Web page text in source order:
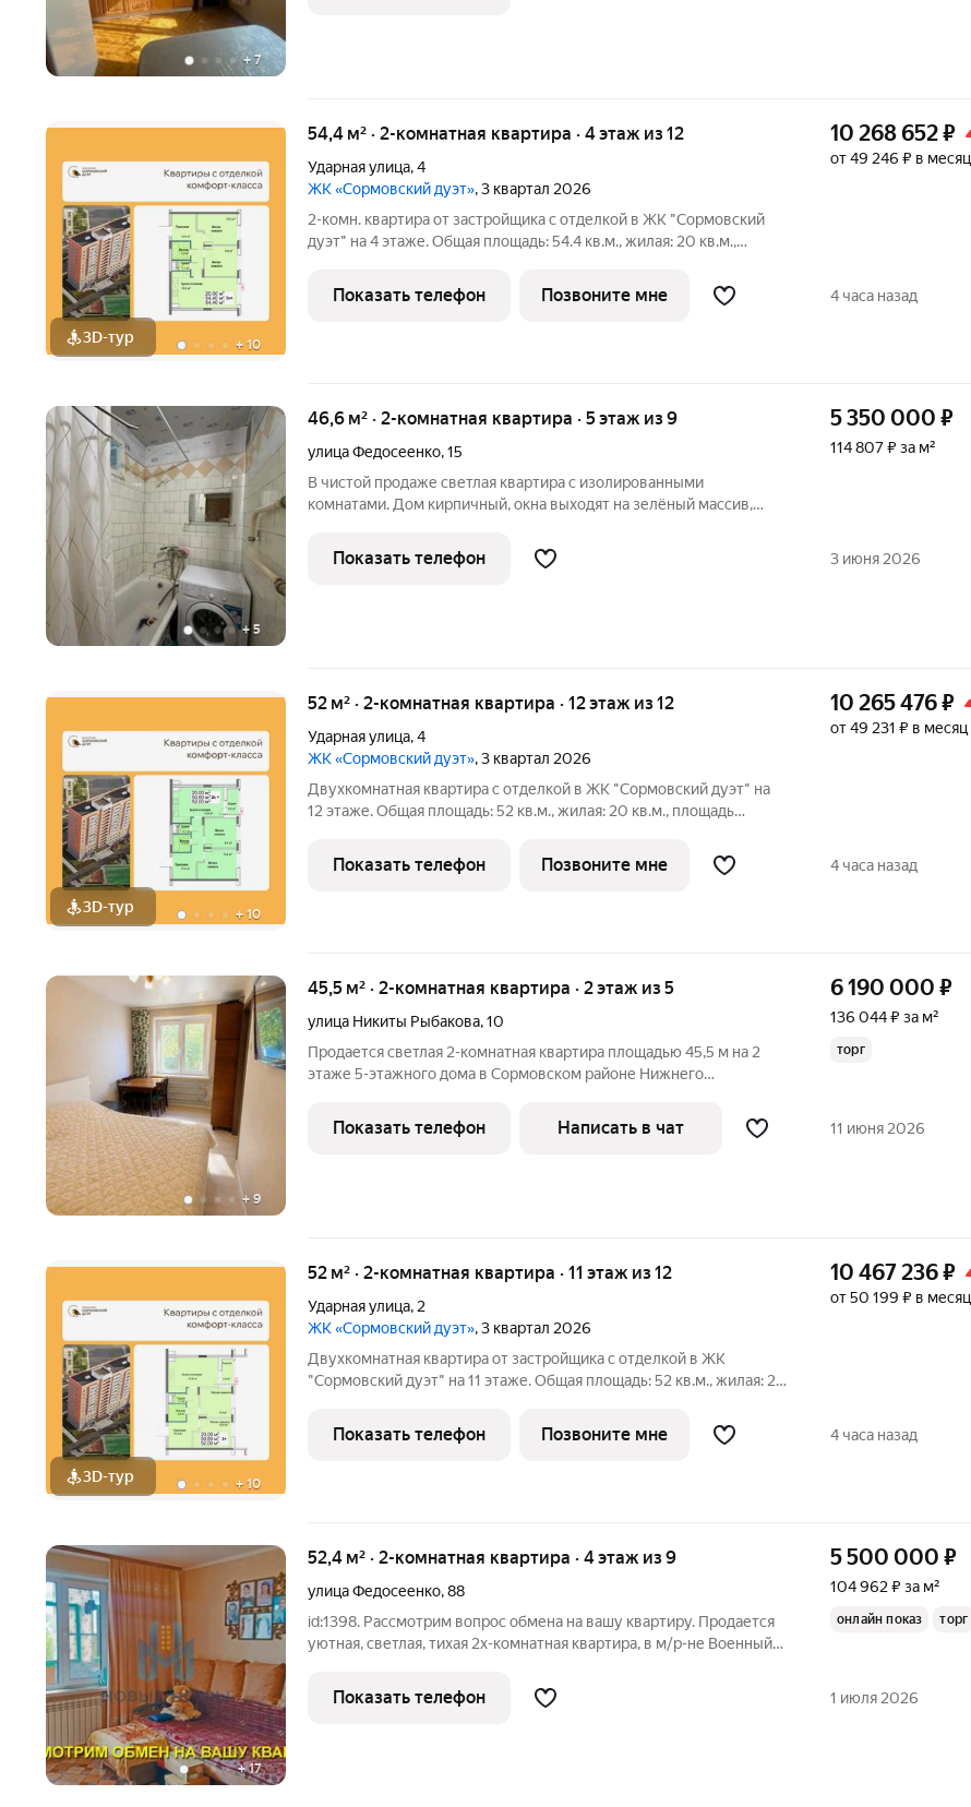
+ 7
3D-тур + 10
54,4 м² · 2-комнатная квартира · 4 этаж из 12
Ударная улица,4
ЖК «Сормовский дуэт», 3 квартал 2026
2-комн. квартира от застройщика с отделкой в ЖК "Сормовский
дуэт" на 4 этаже. Общая площадь: 54.4 кв.м., жилая: 20 кв.м.,
изолированные, все окна выходят на одну сторону. В квартире
один
10 268 652₽
от 49 246 ₽ в месяц
Показать телефон Позвоните мне 4 часа назад
+ 5
46,6 м² · 2-комнатная квартира · 5 этаж из 9
улица Федосеенко,15
В чистой продаже светлая квартира с изолированными
комнатами. Дом кирпичный, окна выходят на зелёный массив,
оставим почти всю мебель. Квартира простенькая, но ухоженная и
аккуратная. Здесь не
5 350 000 ₽
114 807 ₽ за м²
Показать телефон 3 июня 2026
3D-тур + 10
52 м² · 2-комнатная квартира · 12 этаж из 12
Ударная улица,4
ЖК «Сормовский дуэт», 3 квартал 2026
Двухкомнатная квартира с отделкой в ЖК "Сормовский дуэт" на
12 этаже. Общая площадь: 52 кв.м., жилая: 20 кв.м., площадь
все окна выходят на одну сторону. В квартире одна лоджия, один
10 265 476₽
от 49 231 ₽ в месяц
Показать телефон Позвоните мне 4 часа назад
+ 9
45,5 м² · 2-комнатная квартира · 2 этаж из 5
улица Никиты Рыбакова,10
Продается светлая 2-комнатная квартира площадью 45,5 м на 2
этаже 5-этажного дома в Сормовском районе Нижнего
центром Сормова. Окна выходят на благоустроенную аллею с
фонтанами и
6 190 000 ₽
136 044 ₽ за м²
торг
Показать телефон Написать в чат 11 июня 2026
3D-тур + 10
52 м² · 2-комнатная квартира · 11 этаж из 12
Ударная улица, 2
ЖК «Сормовский дуэт», 3 квартал 2026
Двухкомнатная квартира от застройщика с отделкой в ЖК
"Сормовский дуэт" на 11 этаже. Общая площадь: 52 кв.м., жилая: 20
изолированные, все окна выходят на одну сторону. В квартире
одна
10 467 236₽
от 50 199 ₽ в месяц
Показать телефон Позвоните мне 4 часа назад
+17
52,4 м² · 2-комнатная квартира · 4 этаж из 9
улица Федосеенко,88
id:1398. Рассмотрим вопрос обмена на вашу квартиру. Продается
уютная, светлая, тихая 2х-комнатная квартира, в м/р-не Военный
Комнаты изолированные, 18,9+11,6 м.кв. Квартира теплая. Пол:
5 500 000 ₽
104 962 ₽ за м²
онлайн показ торг
Показать телефон 1 июля 2026